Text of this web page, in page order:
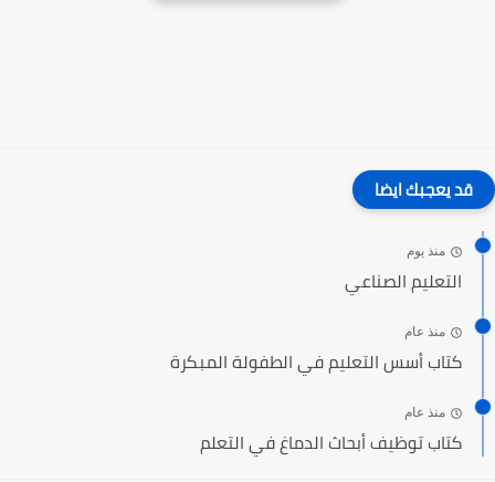
قد يعجبك ايضا
منذ يوم
التعليم الصناعي
منذ عام
كتاب أسس التعليم في الطفولة المبكرة
منذ عام
كتاب توظيف أبحاث الدماغ في التعلم